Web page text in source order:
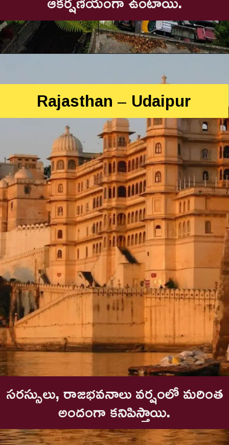
Rajasthan – Udaipur
సరస్సులు, రాజభవనాలు వర్షంలో మరింత
అందంగా కనిపిస్తాయి.